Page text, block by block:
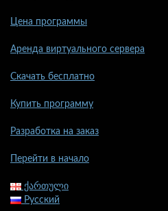
Цена программы
Аренда виртуального сервера
Скачать бесплатно
Купить программу
Разработка на заказ
Перейти в начало
ქართული
Русский